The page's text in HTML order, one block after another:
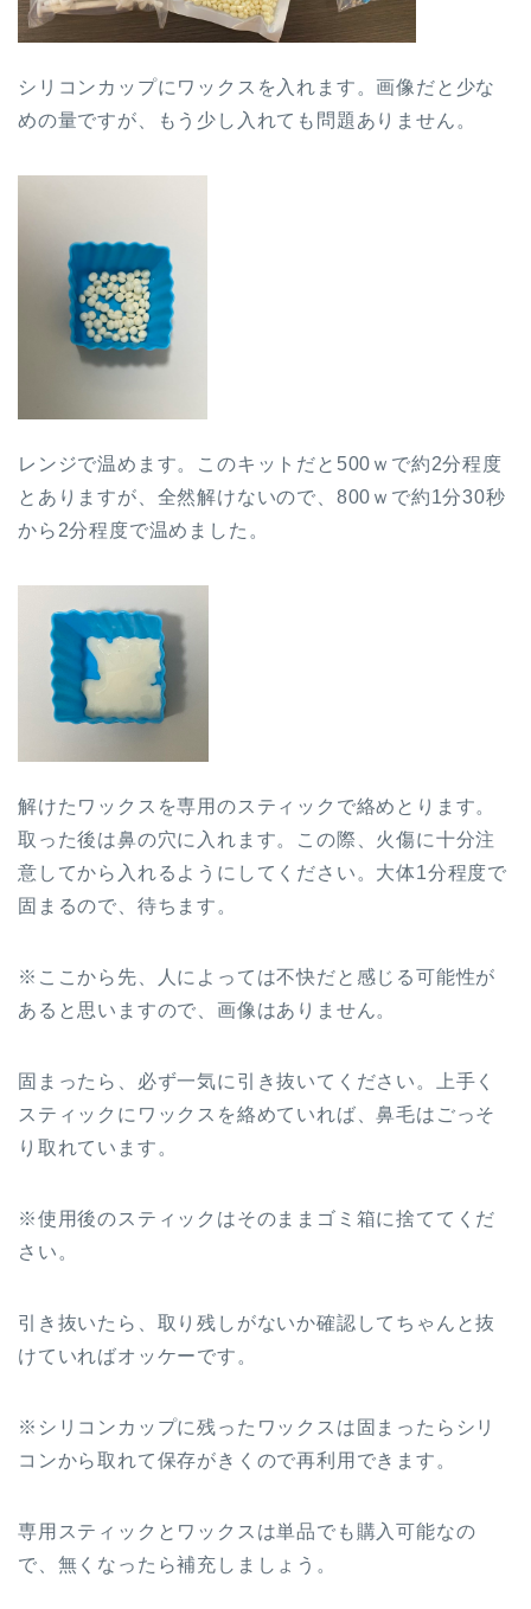
シリコンカップにワックスを入れます。画像だと少な
めの量ですが、もう少し入れても問題ありません。
レンジで温めます。このキットだと500ｗで約2分程度
とありますが、全然解けないので、800ｗで約1分30秒
から2分程度で温めました。
解けたワックスを専用のスティックで絡めとります。
取った後は鼻の穴に入れます。この際、火傷に十分注
意してから入れるようにしてください。 大体1分程度で
固まるので、待ちます。
※ここから先、人によっては不快だと感じる可能性が
あると思いますので、画像はありません。
固まったら、必ず一気に引き抜いてください。上手く
スティックにワックスを絡めていれば、鼻毛はごっそ
り取れています。
※使用後のスティックはそのままゴミ箱に捨ててくだ
さい。
引き抜いたら、取り残しがないか確認してちゃんと抜
けていればオッケーです。
※シリコンカップに残ったワックスは固まったらシリ
コンから取れて保存がきくので再利用できます。
専用スティックとワックスは単品でも購入可能なの
で、無くなったら補充しましょう。